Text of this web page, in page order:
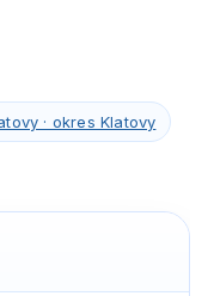
· okres Klatovy